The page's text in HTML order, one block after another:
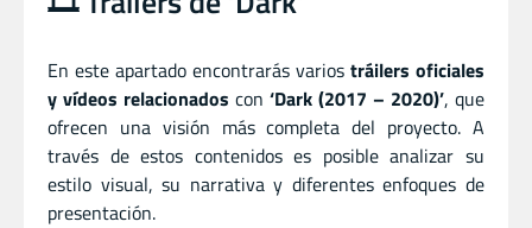
En este apartado encontrarás varios tráilers oficiales
y vídeos relacionados con ‘Dark (2017 – 2020)’, que
ofrecen una visión más completa del proyecto. A
través de estos contenidos es posible analizar su
estilo visual, su narrativa y diferentes enfoques de
presentación.